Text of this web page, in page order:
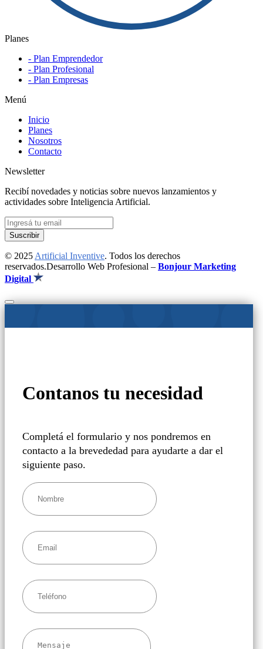
Planes
- Plan Emprendedor
- Plan Profesional
- Plan Empresas
Menú
Inicio
Planes
Nosotros
Contacto
Newsletter
Recibí novedades y noticias sobre nuevos lanzamientos y
actividades sobre Inteligencia Artificial.
Suscribir
© 2025Artificial Inventive. Todos los derechos
reservados.Desarrollo Web Profesional – Bonjour Marketing
Digital
Contanos tu necesidad
Completá el formulario y nos pondremos en
contacto a la brevededad para ayudarte a dar el
siguiente paso.